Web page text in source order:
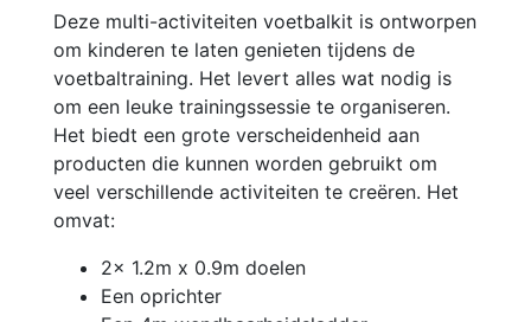
Deze multi-activiteiten voetbalkit is ontworpen
om kinderen te laten genieten tijdens de
voetbaltraining. Het levert alles wat nodig is
om een leuke trainingssessie te organiseren.
Het biedt een grote verscheidenheid aan
producten die kunnen worden gebruikt om
veel verschillende activiteiten te creëren. Het
omvat:
2x 1.2m x 0.9m doelen
Een oprichter